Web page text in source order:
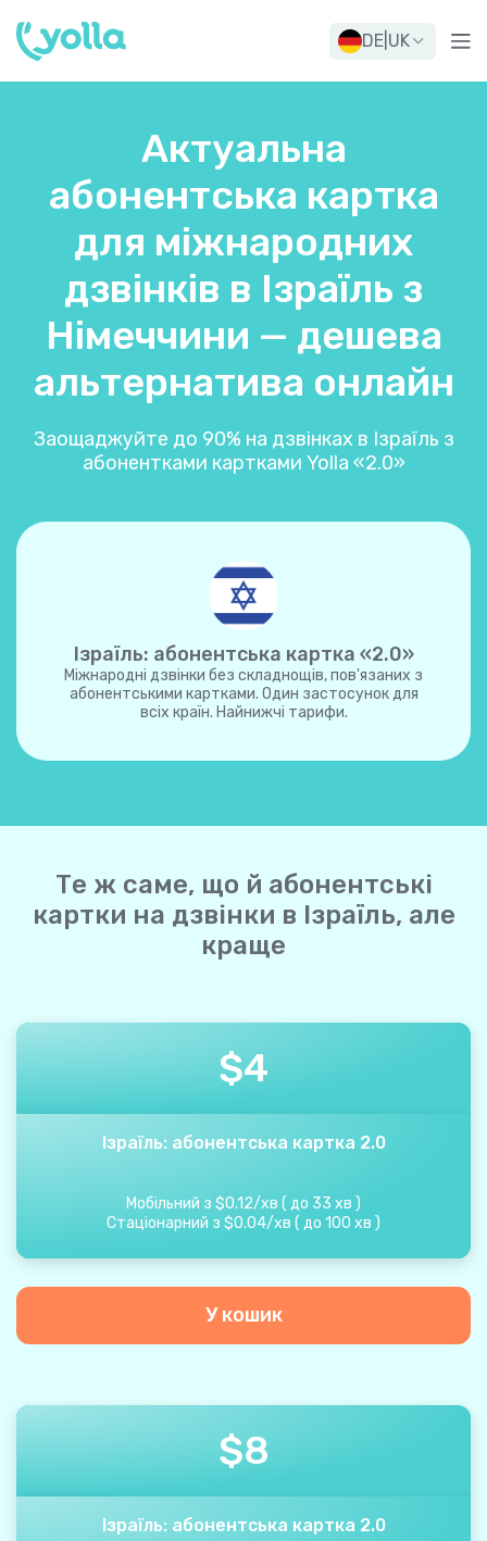
DE UK
Актуальна
абонентська картка
для міжнародних
дзвінків в Ізраїль з
Німеччини — дешева
альтернатива онлайн
Заощаджуйте до 90% на дзвінках в Ізраїль з
абонентками картками Yolla «2.0»
Ізраїль: абонентська картка «2.0»
Міжнародні дзвінки без складнощів, пов'язаних з
абонентськими картками. Один застосунок для
всіх країн. Найнижчі тарифи.
Те ж саме, що й абонентські
картки на дзвінки в Ізраїль, але
краще
$4
Ізраїль: абонентська картка 2.0
Мобільний з $0.12/хв ( до 33 хв )
Стаціонарний з $0.04/хв ( до 100 хв )
У кошик
$8
Ізраїль: абонентська картка 2.0